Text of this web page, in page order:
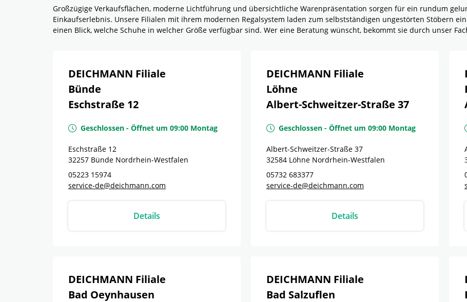
Großzügige Verkaufsflächen, moderne Lichtführung und übersichtliche Warenpräsentation sorgen für ein rundum
Einkaufserlebnis. Unsere Filialen mit ihrem modernen Regalsystem laden zum selbstständigen ungestörten Stöbern
einen Blick, welche Schuhe in welcher Größe verfügbar sind. Wer eine Beratung wünscht, bekommt sie durch unser
DEICHMANN Filiale
Bünde
Eschstraße 12
Geschlossen - Öffnet um 09:00 Montag
Eschstraße 12
32257 Bünde Nordrhein-Westfalen
05223 15974
service-de@deichmann.com
Details
DEICHMANN Filiale
Löhne
Albert-Schweitzer-Straße 37
Geschlossen - Öffnet um 09:00 Montag
Albert-Schweitzer-Straße 37
32584 Löhne Nordrhein-Westfalen
05732 683377
service-de@deichmann.com
Details
DEICHMANN Filiale
Bad Oeynhausen
DEICHMANN Filiale
Bad Salzuflen